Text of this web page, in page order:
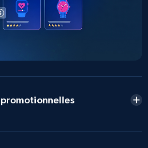
359+ Commencer
products from shops on eBay
Breadcrumbs, Root category, and